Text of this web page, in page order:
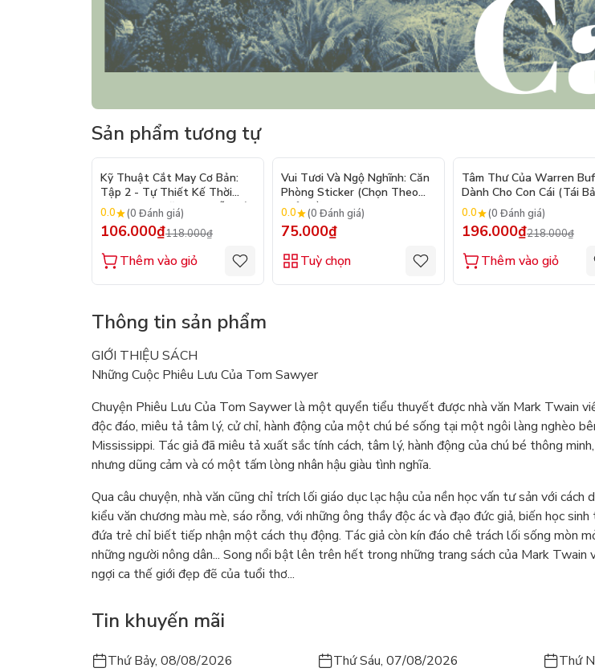
Sản phẩm tương tự
- 10%
Kỹ Thuật Cắt May Cơ Bản:
Tập 2 - Tự Thiết Kế Thời
Trang Nam Nữ - Tạo Mẫu Rập
- Kỹ Thuật Nhảy Size
0.0 (0 Đánh giá)
106.000₫118.000₫
Thêm vào giỏ
Vui Tươi Và Ngộ Nghĩnh: Căn
Phòng Sticker (Chọn Theo
Chủ Đề) - Hơn 250 Sticker
0.0 (0 Đánh giá)
75.000₫
Tuỳ chọn
Tâm Thư Của Warren
Dành Cho Con Cái (Tái
2026)
0.0 (0 Đánh giá)
196.000₫218.000₫
Thêm vào giỏ
Thông tin sản phẩm
GIỚI THIỆU SÁCH
Những Cuộc Phiêu Lưu Của Tom Sawyer
Chuyện Phiêu Lưu Của Tom Saywer là một quyển tiểu thuyết được nhà văn Mark Twain
độc đáo, miêu tả tâm lý, cử chỉ, hành động của một chú bé sống tại một ngôi làng nghèo
Mississippi. Tác giả đã miêu tả xuất sắc tính cách, tâm lý, hành động của chú bé thông
nhưng dũng cảm và có một tấm lòng nhân hậu giàu tình nghĩa.
Qua câu chuyện, nhà văn cũng chỉ trích lối giáo dục lạc hậu của nền học vấn tư sản với cách
kiểu văn chương màu mè, sáo rỗng, với những ông thầy độc ác và đạo đức giả, biến học sinh
đứa trẻ chỉ biết tiếp nhận một cách thụ động. Tác giả còn kín đáo chê trách lối sống mòn
những người nông dân... Song nổi bật lên trên hết trong những trang sách của Mark Twain
ngợi ca thế giới đẹp đẽ của tuổi thơ...
Tin khuyến mãi
Thứ Bảy, 08/08/2026 Thứ Sáu, 07/08/2026 Thứ